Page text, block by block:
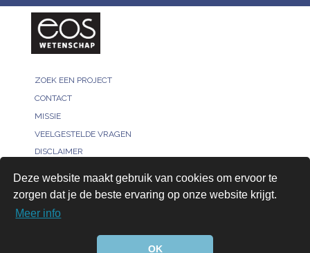
Deze website maakt gebruik van cookies om ervoor te
zorgen dat je de beste ervaring op onze website krijgt.
Meer info
OK
ZOEK EEN PROJECT
CONTACT
MISSIE
VEELGESTELDE VRAGEN
DISCLAIMER
© 2026, All rights reserved - Bridged by™